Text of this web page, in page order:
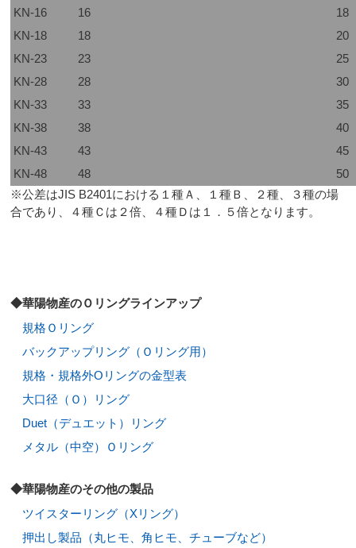
KN-16 16
18
KN-18
18
20
KN-23
23
25
KN-28
28
30
KN-33
33
35
KN-38
38
40
KN-43
43
45
KN-48
48
50
※公差はJIS B2401における１種Ａ、１種Ｂ、２種、３種の場
合であり、４種Ｃは２倍、４種Ｄは１．５倍となります。
◆華陽物産のＯリングラインアップ
規格Ｏリング
バックアップリング（Ｏリング用）
規格・規格外Oリングの金型表
大口径（Ｏ）リング
Duet（デュエット）リング
メタル（中空）Ｏリング
◆華陽物産のその他の製品
ツイスターリング（Xリング）
押出し製品（丸ヒモ、角ヒモ、チューブなど）